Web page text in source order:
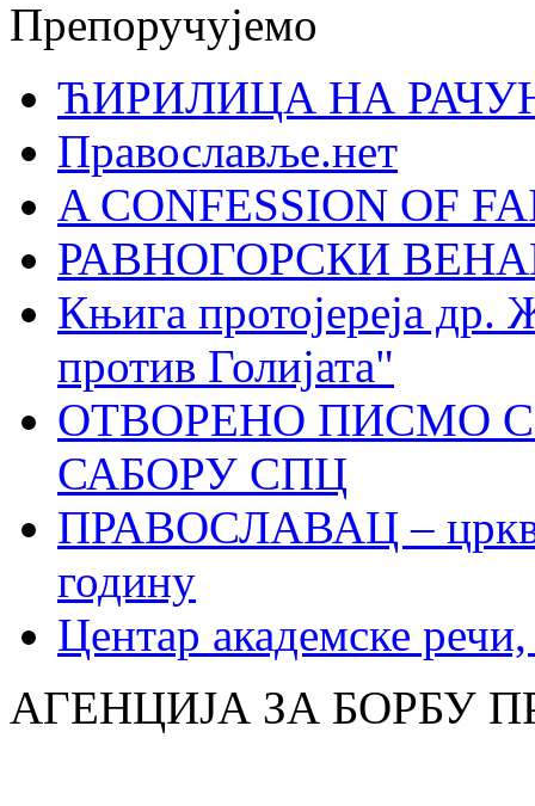
Препоручујемо
ЋИРИЛИЦА НА
Православље.нет
A CONFESSION OF
РАВНОГОРСКИ
Књига протојереја др.
против Голијата"
ОТВОРЕНО ПИСМО
САБОРУ СПЦ
ПРАВОСЛАВАЦ –
годину
Центар академске
АГЕНЦИЈА ЗА БОРБУ